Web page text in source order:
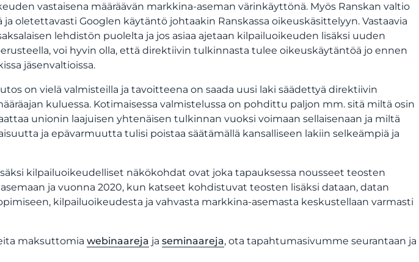
vastaisena määräävän markkina-aseman värinkäyttönä. Myös Ranskan valtio
oletettavasti Googlen käytäntö johtaakin Ranskassa oikeuskäsittelyyn. Vastaavia
lehdistön puolelta ja jos asiaa ajetaan kilpailuoikeuden lisäksi uuden
voi hyvin olla, että direktiivin tulkinnasta tulee oikeuskäytäntöä jo ennen
jäsenvaltioissa.
on vielä valmisteilla ja tavoitteena on saada uusi laki säädettyä direktiivin
kuluessa. Kotimaisessa valmistelussa on pohdittu paljon mm. sitä miltä osin
unionin laajuisen yhtenäisen tulkinnan vuoksi voimaan sellaisenaan ja miltä
ja epävarmuutta tulisi poistaa säätämällä kansalliseen lakiin selkeämpiä ja
kilpailuoikeudelliset näkökohdat ovat joka tapauksessa nousseet teosten
ja vuonna 2020, kun katseet kohdistuvat teosten lisäksi dataan, datan
kilpailuoikeudesta ja vahvasta markkina-asemasta keskustellaan varmasti
maksuttomiawebinaareja jaseminaareja, ota tapahtumasivumme seurantaan ja